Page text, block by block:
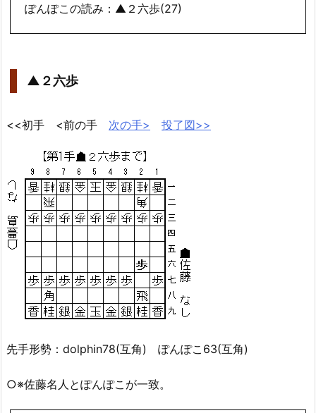
ぽんぽこの読み：▲２六歩(27)
▲２六歩
<<初手 <前の手 次の手> 投了図>>
先手形勢：dolphin78(互角) ぽんぽこ63(互角)
○※佐藤名人とぽんぽこが一致。